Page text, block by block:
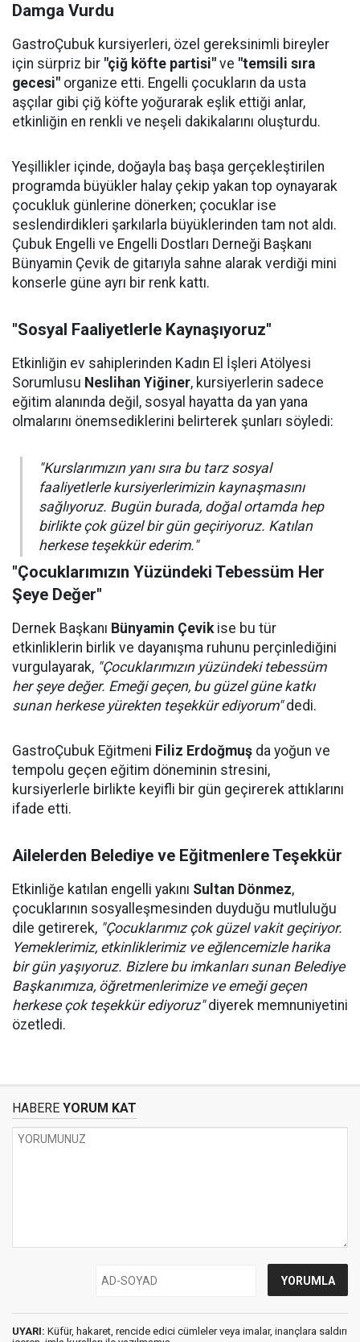
Damga Vurdu
GastroÇubuk kursiyerleri, özel gereksinimli bireyler
için sürpriz bir "çiğ köfte partisi" ve "temsili sıra
gecesi" organize etti. Engelli çocukların da usta
aşçılar gibi çiğ köfte yoğurarak eşlik ettiği anlar,
etkinliğin en renkli ve neşeli dakikalarını oluşturdu.
Yeşillikler içinde, doğayla baş başa gerçekleştirilen
programda büyükler halay çekip yakan top oynayarak
çocukluk günlerine dönerken; çocuklar ise
seslendirdikleri şarkılarla büyüklerinden tam not aldı.
Çubuk Engelli ve Engelli Dostları Derneği Başkanı
Bünyamin Çevik de gitarıyla sahne alarak verdiği mini
konserle güne ayrı bir renk kattı.
"Sosyal Faaliyetlerle Kaynaşıyoruz"
Etkinliğin ev sahiplerinden Kadın El İşleri Atölyesi
Sorumlusu Neslihan Yiğiner, kursiyerlerin sadece
eğitim alanında değil, sosyal hayatta da yan yana
olmalarını önemsediklerini belirterek şunları söyledi:
"Kurslarımızın yanı sıra bu tarz sosyal
faaliyetlerle kursiyerlerimizin kaynaşmasını
sağlıyoruz. Bugün burada, doğal ortamda hep
birlikte çok güzel bir gün geçiriyoruz. Katılan
herkese teşekkür ederim."
"Çocuklarımızın Yüzündeki Tebessüm Her
Şeye Değer"
Dernek Başkanı Bünyamin Çevikise bu tür
etkinliklerin birlik ve dayanışma ruhunu perçinlediğini
vurgulayarak, "Çocuklarımızın yüzündeki tebessüm
her şeye değer. Emeği geçen, bu güzel güne katkı
sunan herkese yürekten teşekkür ediyorum"dedi.
GastroÇubuk Eğitmeni Filiz Erdoğmuş da yoğun ve
tempolu geçen eğitim döneminin stresini,
kursiyerlerle birlikte keyifli bir gün geçirerek attıklarını
ifade etti.
Ailelerden Belediye ve Eğitmenlere Teşekkür
Etkinliğe katılan engelli yakını Sultan Dönmez,
çocuklarının sosyalleşmesinden duyduğu mutluluğu
dile getirerek, "Çocuklarımız çok güzel vakit geçiriyor.
Yemeklerimiz, etkinliklerimiz ve eğlencemizle harika
bir gün yaşıyoruz. Bizlere bu imkanları sunan Belediye
Başkanımıza, öğretmenlerimize ve emeği geçen
herkese çok teşekkür ediyoruz"diyerek memnuniyetini
özetledi.
HABERE YORUM KAT
UYARI: Küfür, hakaret, rencide edici cümleler veya imalar, inançlara saldırı